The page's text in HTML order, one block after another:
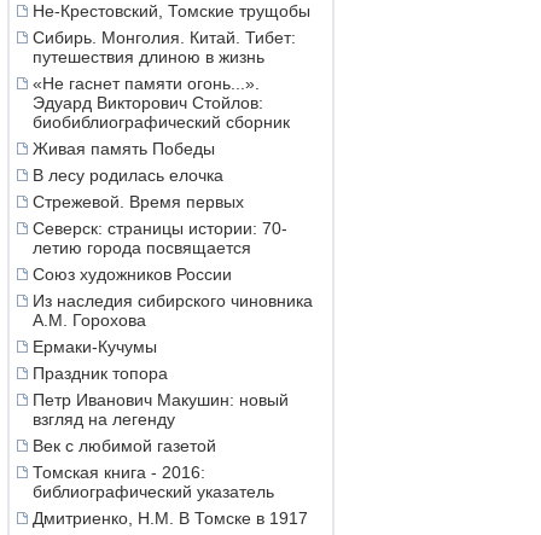
Не-Крестовский, Томские трущобы
Сибирь. Монголия. Китай. Тибет:
путешествия длиною в жизнь
«Не гаснет памяти огонь...».
Эдуард Викторович Стойлов:
биобиблиографический сборник
Живая память Победы
В лесу родилась елочка
Стрежевой. Время первых
Северск: страницы истории: 70-
летию города посвящается
Союз художников России
Из наследия сибирского чиновника
А.М. Горохова
Ермаки-Кучумы
Праздник топора
Петр Иванович Макушин: новый
взгляд на легенду
Век с любимой газетой
Томская книга - 2016:
библиографический указатель
Дмитриенко, Н.М. В Томске в 1917